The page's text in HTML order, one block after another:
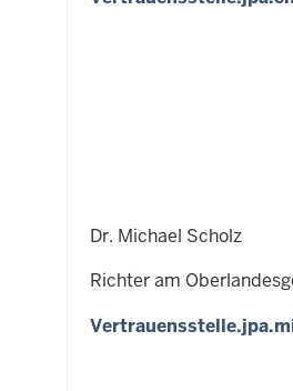
Dr. Michael Scholz
Richter am